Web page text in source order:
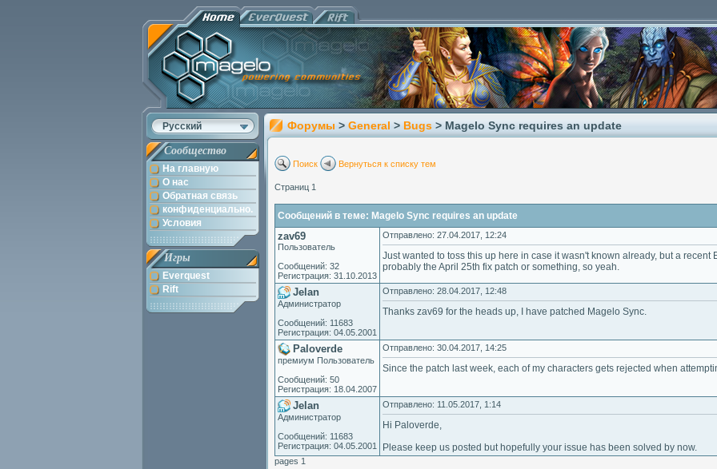
Русский
Сообщество
На главную
О нас
Обратная связь
конфиденциально.
Условия
Игры
Everquest
Rift
Форумы > General > Bugs > Magelo Sync requires an update
Поиск Вернуться к списку тем
Страниц 1
Сообщений в теме: Magelo Sync requires an update
zav69
Пользователь
Сообщений: 32
Регистрация: 31.10.2013
Отправлено: 27.04.2017, 12:24
Just wanted to toss this up here in case it wasn't known already, but a recent
probably the April 25th fix patch or something, so yeah.
Jelan
Администратор
Сообщений: 11683
Регистрация: 04.05.2001
Отправлено: 28.04.2017, 12:48
Thanks zav69 for the heads up, I have patched Magelo Sync.
Paloverde
премиум Пользователь
Сообщений: 50
Регистрация: 18.04.2007
Отправлено: 30.04.2017, 14:25
Since the patch last week, each of my characters gets rejected when
Jelan
Администратор
Сообщений: 11683
Регистрация: 04.05.2001
Отправлено: 11.05.2017, 1:14
Hi Paloverde,
Please keep us posted but hopefully your issue has been solved by now.
pages 1